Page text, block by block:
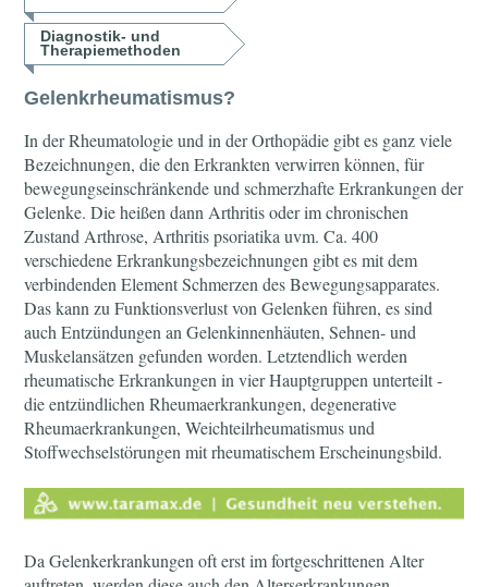
Diagnostik- und
Therapiemethoden
Gelenkrheumatismus?
In der Rheumatologie und in der Orthopädie gibt es ganz viele
Bezeichnungen, die den Erkrankten verwirren können, für
bewegungseinschränkende und schmerzhafte Erkrankungen der
Gelenke. Die heißen dann Arthritis oder im chronischen
Zustand Arthrose, Arthritis psoriatika uvm. Ca. 400
verschiedene Erkrankungsbezeichnungen gibt es mit dem
verbindenden Element Schmerzen des Bewegungsapparates.
Das kann zu Funktionsverlust von Gelenken führen, es sind
auch Entzündungen an Gelenkinnenhäuten, Sehnen- und
Muskelansätzen gefunden worden. Letztendlich werden
rheumatische Erkrankungen in vier Hauptgruppen unterteilt -
die entzündlichen Rheumaerkrankungen, degenerative
Rheumaerkrankungen, Weichteilrheumatismus und
Stoffwechselstörungen mit rheumatischem Erscheinungsbild.
Da Gelenkerkrankungen oft erst im fortgeschrittenen Alter